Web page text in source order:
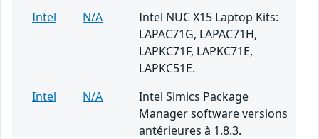
Intel
N/A
Intel NUC X15 Laptop Kits:
LAPAC71G, LAPAC71H,
LAPKC71F, LAPKC71E,
LAPKC51E.
Intel
N/A
Intel Simics Package
Manager software versions
antérieures à 1.8.3.